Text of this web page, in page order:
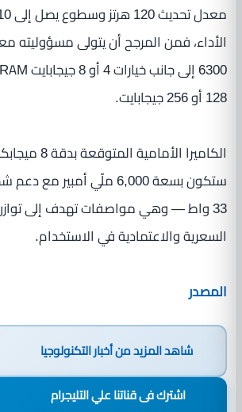
128 أو 256 جيجابايت.
الكاميرا
ستكون بسعة 6,000 ملّي
33 واط — وهي مواصفات تهدف إلى
السعرية والاعتمادية في الاستخدام.
المصدر
شاهد المزيد منأخبار التكنولوجيا
اشترك فى قناتنا علي التليجرام